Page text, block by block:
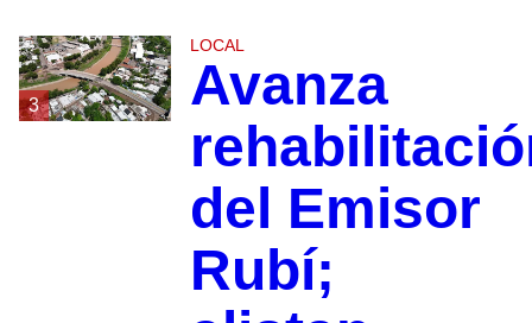
3
LOCAL
Avanza
del Emisor
Rubí;